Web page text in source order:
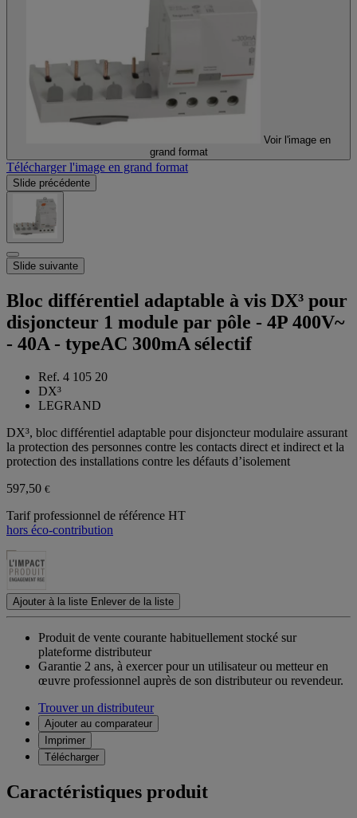
Voir l'image en
grand format
Télécharger l'image en grand format
Slide précédente
Slide suivante
Bloc différentiel adaptable à vis DX³ pour
disjoncteur 1 module par pôle - 4P 400V~
- 40A - typeAC 300mA sélectif
Ref. 4 105 20
DX³
LEGRAND
DX³, bloc différentiel adaptable pour disjoncteur modulaire assurant
la protection des personnes contre les contacts direct et indirect et la
protection des installations contre les défauts d’isolement
597,50 €
Tarif professionnel de référence HT
hors éco-contribution
Ajouter à la liste Enlever de la liste
Produit de vente courante habituellement stocké sur
plateforme distributeur
Garantie 2 ans, à exercer pour un utilisateur ou metteur en
œuvre professionnel auprès de son distributeur ou revendeur.
Trouver un distributeur
Ajouter au comparateur
Imprimer
Télécharger
Caractéristiques produit